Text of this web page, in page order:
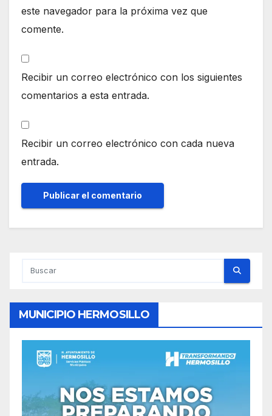
este navegador para la próxima vez que
comente.
Recibir un correo electrónico con los siguientes
comentarios a esta entrada.
Recibir un correo electrónico con cada nueva
entrada.
MUNICIPIO HERMOSILLO